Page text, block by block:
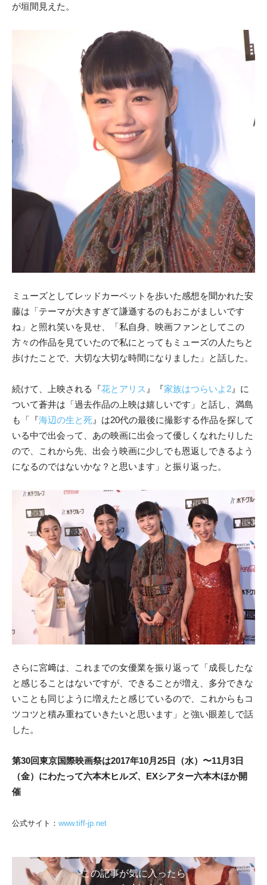
が垣間見えた。
ミューズとしてレッドカーペットを歩いた感想を聞かれた安
藤は「テーマが大きすぎて謙遜するのもおこがましいです
ね」と照れ笑いを見せ、「私自身、映画ファンとしてこの
方々の作品を見ていたので私にとってもミューズの人たちと
歩けたことで、大切な大切な時間になりました」と話した。
続けて、上映される『花とアリス 』『家族はつらいよ2 』に
ついて蒼井は「過去作品の上映は嬉しいです」と話し、満島
も「『海辺の生と死 』は20代の最後に撮影する作品を探して
いる中で出会って、あの映画に出会って優しくなれたりした
ので、これから先、出会う映画に少しでも恩返しできるよう
になるのではないかな？と思います」と振り返った。
さらに宮﨑は、これまでの女優業を振り返って「成長したな
と感じることはないですが、できることが増え、多分できな
いことも同じように増えたと感じているので、これからもコ
ツコツと積み重ねていきたいと思います」と強い眼差しで話
した。
第30回東京国際映画祭は2017年10月25⽇（⽔）〜11⽉3⽇
（⾦）にわたって六本⽊ヒルズ、EXシアター六本⽊ほか開
催
公式サイト： www.tiff-jp.net
この記事が気に入ったら